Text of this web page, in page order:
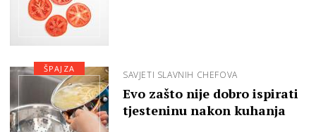
SAVJETI SLAVNIH CHEFOVA
Evo zašto nije dobro ispirati
tjesteninu nakon kuhanja
ŠPAJZA